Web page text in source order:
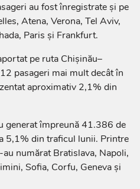
au fost înregistrate și pe
Atena, Verona, Tel Aviv,
Paris și Frankfurt.
pe ruta Chișinău–
pasageri mai mult decât în
aproximativ 2,1% din
generat împreună 41.386 de
5,1% din traficul lunii. Printre
numărat Bratislava, Napoli,
Sofia, Corfu, Geneva și